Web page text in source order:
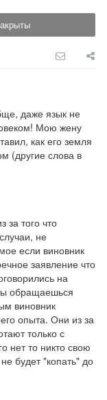
даже язык не
Мою жену
как его земля
(другие слова в
за того что
не
если виновник
заявление что
на
обращаешься
виновник
опыта. Они из за
только с
нет то никто свою
будет "копать" до